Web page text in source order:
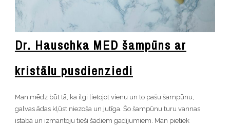
Dr. Hauschka MED šampūns ar
kristālu pusdienziedi
Man mēdz būt tā, ka ilgi lietojot vienu un to pašu šampūnu,
galvas ādas kļūst niezoša un jutīga. Šo šampūnu turu vannas
istabā un izmantoju tieši šādiem gadījumiem. Man pietiek